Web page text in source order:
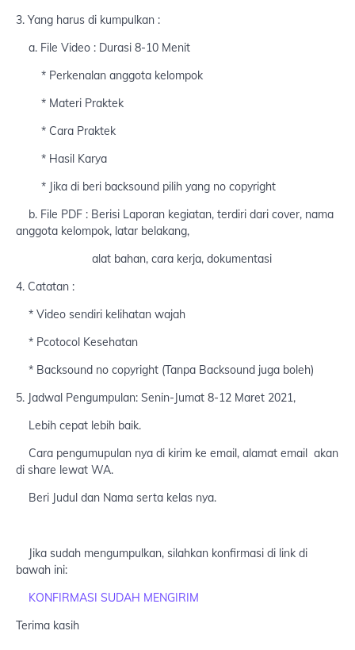
3. Yang harus di kumpulkan :
a. File Video : Durasi 8-10 Menit
* Perkenalan anggota kelompok
* Materi Praktek
* Cara Praktek
* Hasil Karya
* Jika di beri backsound pilih yang no copyright
b. File PDF : Berisi Laporan kegiatan, terdiri dari cover, nama
anggota kelompok, latar belakang,
alat bahan, cara kerja, dokumentasi
4. Catatan :
* Video sendiri kelihatan wajah
* Pcotocol Kesehatan
* Backsound no copyright (Tanpa Backsound juga boleh)
5. Jadwal Pengumpulan: Senin-Jumat 8-12 Maret 2021,
Lebih cepat lebih baik.
Cara pengumupulan nya di kirim ke email, alamat email akan
di share lewat WA.
Beri Judul dan Nama serta kelas nya.
Jika sudah mengumpulkan, silahkan konfirmasi di link di
bawah ini:
KONFIRMASI SUDAH MENGIRIM
Terima kasih